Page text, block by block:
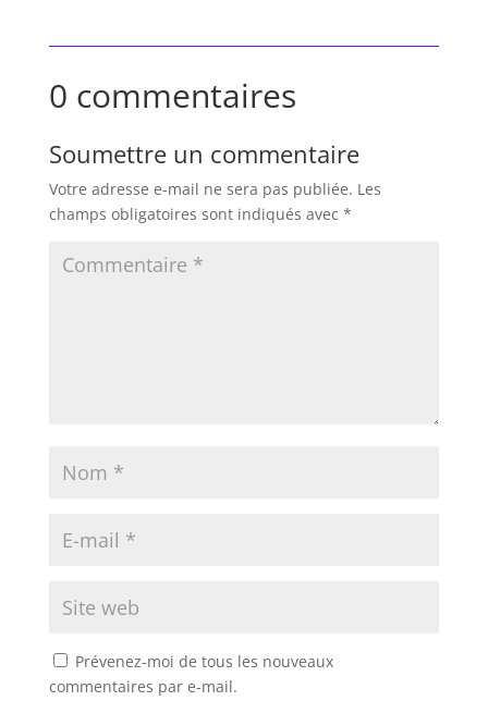
0 commentaires
Soumettre un commentaire
Votre adresse e-mail ne sera pas publiée. Les
champs obligatoires sont indiqués avec *
Prévenez-moi de tous les nouveaux
commentaires par e-mail.